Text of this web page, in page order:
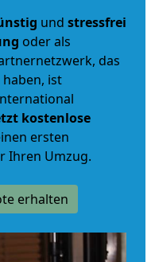
und stressfrei
oder als
das
ist
kostenlose
ersten
Ihren Umzug.
erhalten